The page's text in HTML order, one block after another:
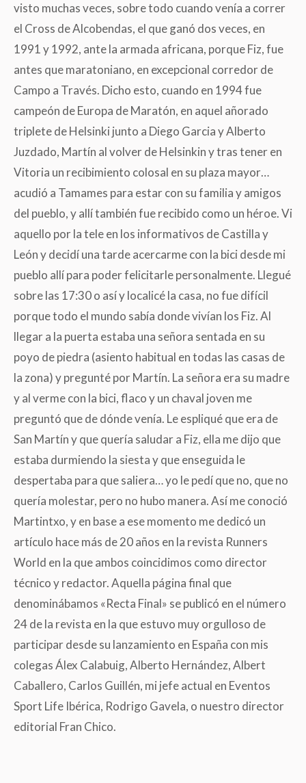
visto muchas veces, sobre todo cuando venía a correr
el Cross de Alcobendas, el que ganó dos veces, en
1991 y 1992, ante la armada africana, porque Fiz, fue
antes que maratoniano, en excepcional corredor de
Campo a Través. Dicho esto, cuando en 1994 fue
campeón de Europa de Maratón, en aquel añorado
triplete de Helsinki junto a Diego Garcia y Alberto
Juzdado, Martín al volver de Helsinkin y tras tener en
Vitoria un recibimiento colosal en su plaza mayor…
acudió a Tamames para estar con su familia y amigos
del pueblo, y allí también fue recibido como un héroe. Vi
aquello por la tele en los informativos de Castilla y
León y decidí una tarde acercarme con la bici desde mi
pueblo allí para poder felicitarle personalmente. Llegué
sobre las 17:30 o así y localicé la casa, no fue difícil
porque todo el mundo sabía donde vivían los Fiz. Al
llegar a la puerta estaba una señora sentada en su
poyo de piedra (asiento habitual en todas las casas de
la zona) y pregunté por Martín. La señora era su madre
y al verme con la bici, flaco y un chaval joven me
preguntó que de dónde venía. Le espliqué que era de
San Martín y que quería saludar a Fiz, ella me dijo que
estaba durmiendo la siesta y que enseguida le
despertaba para que saliera… yo le pedí que no, que no
quería molestar, pero no hubo manera. Así me conoció
Martintxo, y en base a ese momento me dedicó un
artículo hace más de 20 años en la revista Runners
World en la que ambos coincidimos como director
técnico y redactor. Aquella página final que
denominábamos «Recta Final» se publicó en el número
24 de la revista en la que estuvo muy orgulloso de
participar desde su lanzamiento en España con mis
colegas Álex Calabuig, Alberto Hernández, Albert
Caballero, Carlos Guillén, mi jefe actual en Eventos
Sport Life Ibérica, Rodrigo Gavela, o nuestro director
editorial Fran Chico.